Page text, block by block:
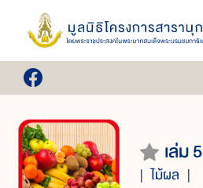
เล่ม 5
ไม้ผล